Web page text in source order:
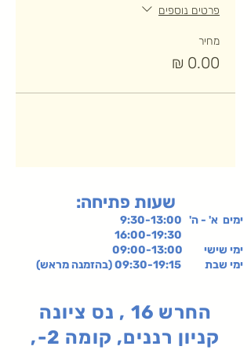
פרטים נוספים
מחיר
:שעות פתיחה
ימים א' - ה' 9:30-13:00
ימי שישי 09:00-13:00
ימי שבת 09:30-19:15 (בהזמנה מראש)
החרש 16 , נס ציונה
קניון רננים, קומה 2-,